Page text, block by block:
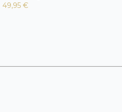
49,95 €